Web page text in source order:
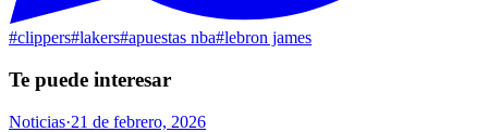
#clippers#lakers#apuestas nba#lebron james
Te puede interesar
Noticias·21 de febrero, 2026